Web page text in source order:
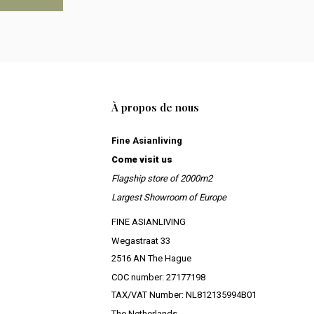
À propos de nous
Fine Asianliving
Come visit us
Flagship store of 2000m2
Largest Showroom of Europe
FINE ASIANLIVING
Wegastraat 33
2516 AN The Hague
COC number: 27177198
TAX/VAT Number: NL812135994B01